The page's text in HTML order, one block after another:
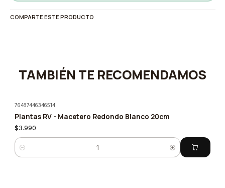
COMPARTE ESTE PRODUCTO
TAMBIÉN TE RECOMENDAMOS
76487446346514
Plantas RV - Macetero Redondo Blanco 20cm
$3.990
Cantidad